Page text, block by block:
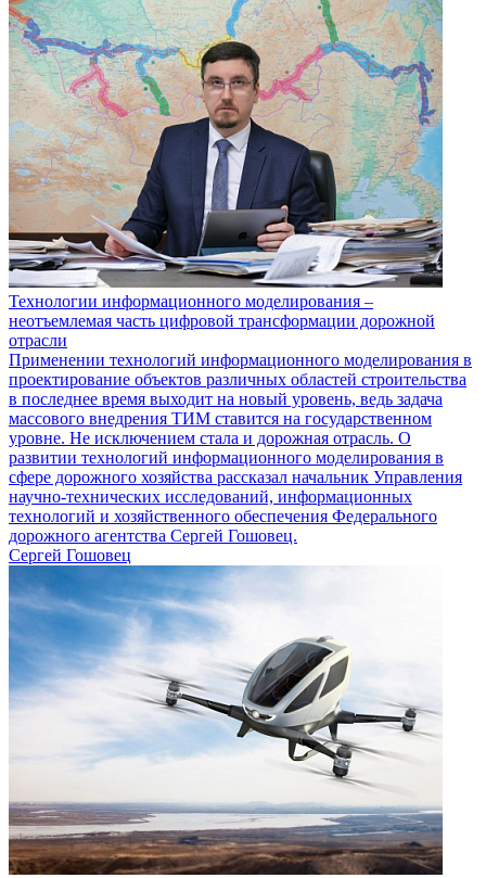
Технологии информационного моделирования –
неотъемлемая часть цифровой трансформации дорожной
отрасли
Применении технологий информационного моделирования в
проектирование объектов различных областей строительства
в последнее время выходит на новый уровень, ведь задача
массового внедрения ТИМ ставится на государственном
уровне. Не исключением стала и дорожная отрасль. О
развитии технологий информационного моделирования в
сфере дорожного хозяйства рассказал начальник Управления
научно-технических исследований, информационных
технологий и хозяйственного обеспечения Федерального
дорожного агентства Сергей Гошовец.
Сергей Гошовец